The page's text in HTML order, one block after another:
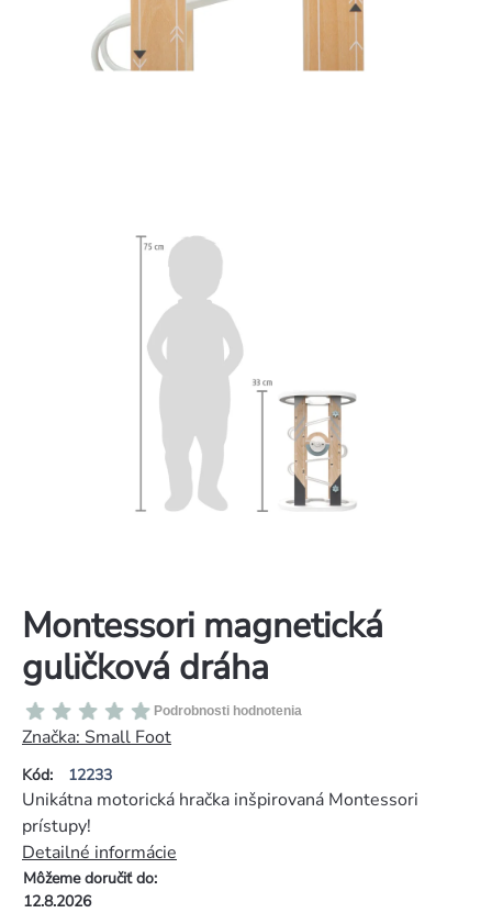
Montessori magnetická
guličková dráha
Kód: 12233
Priemerné
hodnotenie
produktu
je
0,0
z
5
hviezdičiek.
Podrobnosti hodnotenia
Značka: Small Foot
Môžeme doručiť do:
12.8.2026
Unikátna motorická hračka inšpirovaná Montessori
prístupy!
Detailné informácie